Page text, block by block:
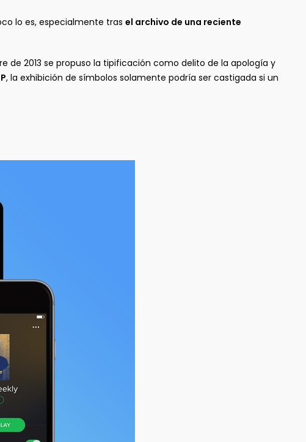
lo es, especialmente tras el archivo de una reciente
de 2013 se propuso la tipificación como delito de la apología y
, la exhibición de símbolos solamente podría ser castigada si un